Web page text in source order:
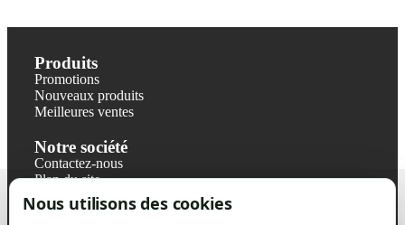
Nous utilisons des cookies
Produits
Promotions
Nouveaux produits
Meilleures ventes
Notre société
Contactez-nous
Plan du site
Magasin
Mentions légales